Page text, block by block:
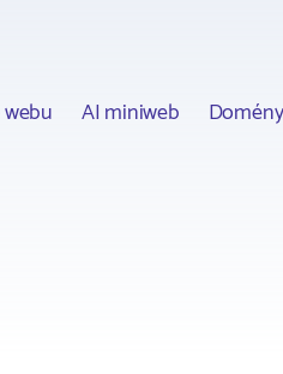
AI miniweb Domény